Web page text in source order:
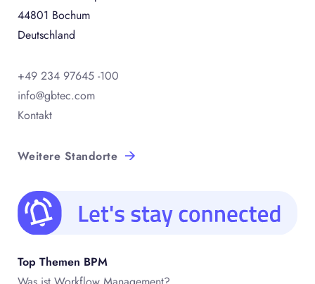
44801 Bochum
Deutschland
+49 234 97645 -100
info@gbtec.com
Kontakt
Weitere Standorte
Top Themen BPM